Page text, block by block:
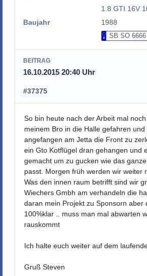
1.8 GTI 16V
Baujahr
1988
SB SO 6666
BEITRAG
16.10.2015 20:40 Uhr
#37375
So bin heute nach der Arbeit mal
meinem Bro in die Halle gefahren
angefangen am Jetta die Front zu
ein Gto Kotflügel dran gehangen und
gemacht um zu gucken wie das
passt. Morgen früh werden wir weiter
Was den innen raum betrifft sind wir
Wiechers Gmbh am verhandeln die
daran mein Projekt zu Sponsorn aber
100%klar .. muss man mal abwarten
rauskommt
Ich halte euch weiter auf dem
Gruß Steven